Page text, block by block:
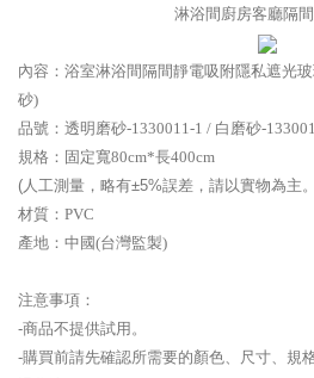
淋浴間廚房客廳隔
內容： 浴室淋浴間隔間靜電吸附隱私遮光
砂)
品號： 透明磨砂-1330011-1 / 白磨砂-
規格： 固定寬80cm*長400cm
(人工測量，略有±5%誤差，請以實物為主
材質： PVC
產地： 中國(台灣監製)
注意事項：
-商品不提供試用。
-購買前請先確認所需要的顏色、尺寸、規